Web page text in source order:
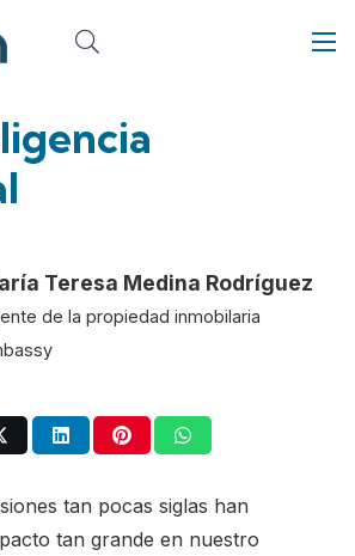
Teresa Medina Rodríguez
de la propiedad inmobilaria
tan pocas siglas han
tan grande en nuestro